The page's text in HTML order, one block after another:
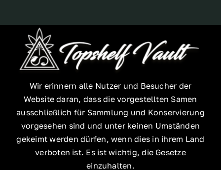
Wir erinnern alle Nutzer und Besucher der
Website daran, dass die vorgestellten Samen
ausschließlich für Sammlung und Konservierung
vorgesehen sind und unter keinen Umständen
gekeimt werden dürfen, wenn dies in ihrem Land
verboten ist. Es ist wichtig, die Gesetze
einzuhalten.